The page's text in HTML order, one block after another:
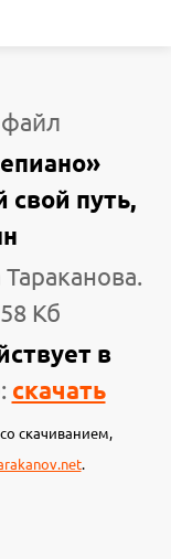
файл
путь,
Кб
в
: скачать
скачиванием,
.